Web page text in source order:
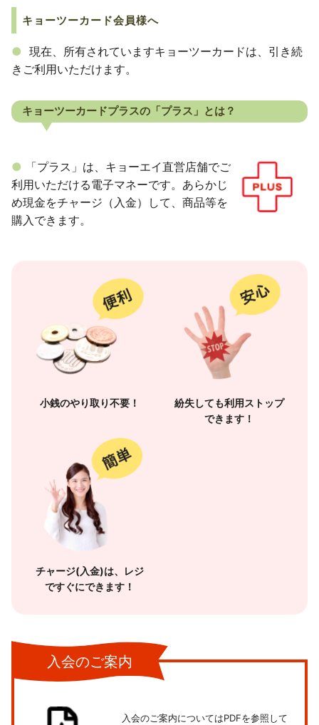
キョーツーカード会員様へ
現在、所有されていますキョーツーカードは、引き続
きご利用いただけます。
キョーツーカードプラスの「プラス」とは？
「プラス」は、キョーエイ直営店舗でご
利用いただける電子マネーです。あらかじ
め現金をチャージ（入金）して、商品等を
購入できます。
小銭のやり取り不要！
紛失しても利用ストップ
できます！
チャージ(入金)は、レジ
ですぐにできます！
入会のご案内
入会のご案内についてはPDFを参照して